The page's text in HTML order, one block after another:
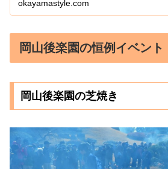
okayamastyle.com
岡山後楽園の恒例イベント
岡山後楽園の芝焼き